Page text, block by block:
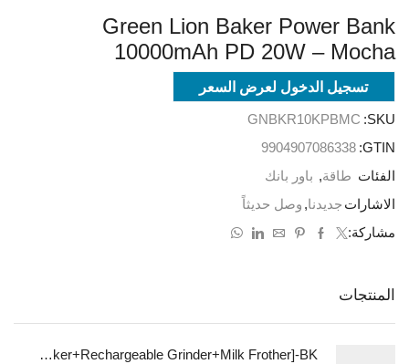
Green Lion Baker Power Bank
10000mAh PD 20W – Mocha
تسجيل الدخول لعرض السعر
SKU:
GNBKR10KPBMC
GTIN:
9904907086338
الفئات طاقة, باور بانك
الاشارات جديدنا, وصل حديثاً
مشاركة:
المنتجات
LePresso Brewology Coffee Kit [Espresso Maker+Rechargeable Grinder+Milk Frother]-BK